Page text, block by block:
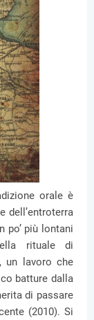
orale è
dell’entroterra
po’ più lontani
rituale di
un lavoro che
batture dalla
di passare
(2010). Si